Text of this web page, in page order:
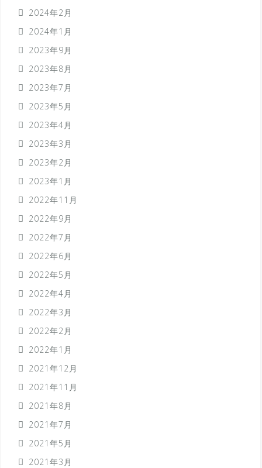
2024年2月
2024年1月
2023年9月
2023年8月
2023年7月
2023年5月
2023年4月
2023年3月
2023年2月
2023年1月
2022年11月
2022年9月
2022年7月
2022年6月
2022年5月
2022年4月
2022年3月
2022年2月
2022年1月
2021年12月
2021年11月
2021年8月
2021年7月
2021年5月
2021年3月